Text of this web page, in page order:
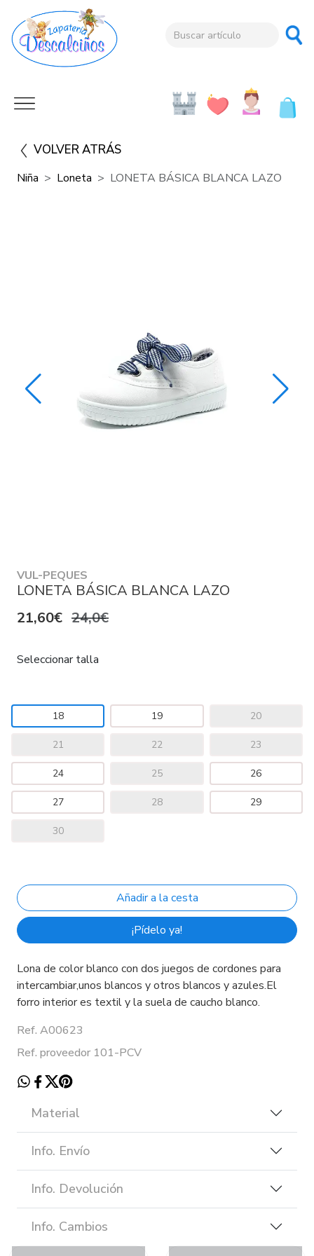
VOLVER ATRÁS
Niña Loneta LONETA BÁSICA BLANCA LAZO
VUL-PEQUES
LONETA BÁSICA BLANCA LAZO
21,60€ 24,0€
Seleccionar talla
18 19 20
21 22 23
24 25 26
27 28 29
30
¡Pídelo ya!
Lona de color blanco con dos juegos de cordones para
intercambiar,unos blancos y otros blancos y azules.El
forro interior es textil y la suela de caucho blanco.
Ref. A00623
Ref. proveedor 101-PCV
Material
Info. Envío
Info. Devolución
Info. Cambios